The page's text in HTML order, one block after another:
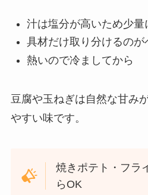
汁は塩分が高いため少量
具材だけ取り分けるのが
熱いので冷ましてから
豆腐や玉ねぎは自然な甘み
やすい味です。
焼きポテト・フラ
らOK